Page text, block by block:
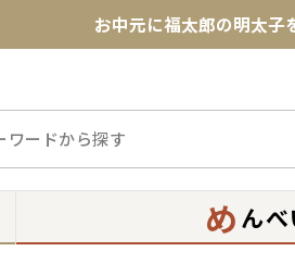
お中元に福太郎の明太子
【色々な味を試したい方へ】
送料全国一律770円！
め んべ